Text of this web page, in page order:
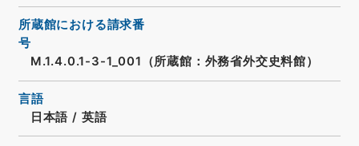
所蔵館における請求番
号
M.1.4.0.1-3-1_001（所蔵館：外務省外交史料館）
言語
日本語 / 英語